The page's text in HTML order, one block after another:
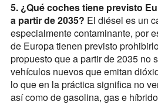
5. ¿Qué coches tiene previsto
a partir de 2035? El diésel es un
especialmente contaminante, por
de Europa tienen previsto
propuesto que a partir de 2035 no
vehículos nuevos que emitan
lo que en la práctica significa no
así como de gasolina, gas e